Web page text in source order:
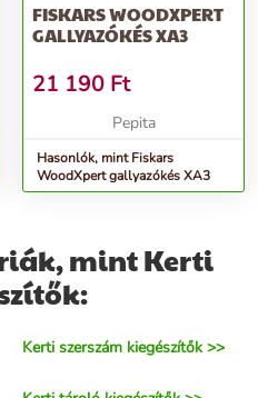
FISKARS WOODXPERT
GALLYAZÓKÉS XA3
21 190 Ft
Pepita
Hasonlók, mint Fiskars
WoodXpert gallyazókés XA3
mint Kerti
Kerti szerszám kiegészítők >>